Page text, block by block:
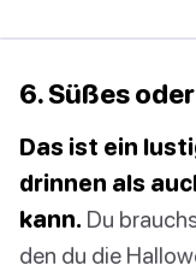
6. Süßes
Das ist ein
drinnen als
kann. Du
den du die